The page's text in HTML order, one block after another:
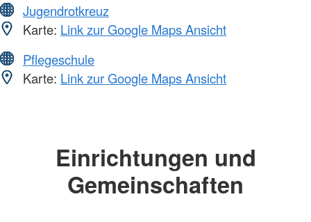
Jugendrotkreuz
Karte: Link zur Google Maps Ansicht
Pflegeschule
Karte: Link zur Google Maps Ansicht
Einrichtungen und
Gemeinschaften